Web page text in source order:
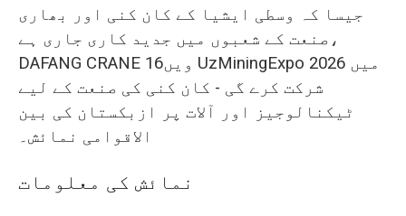
جیسا کہ وسطی ایشیا کے کان کنی اور بھاری
صنعت کے شعبوں میں جدید کاری جاری ہے،
DAFANG CRANE 16ویں UzMiningExpo 2026 میں
شرکت کرے گی - کان کنی کی صنعت کے لیے
ٹیکنالوجیز اور آلات پر ازبکستان کی بین
الاقوامی نمائش۔
نمائش کی معلومات